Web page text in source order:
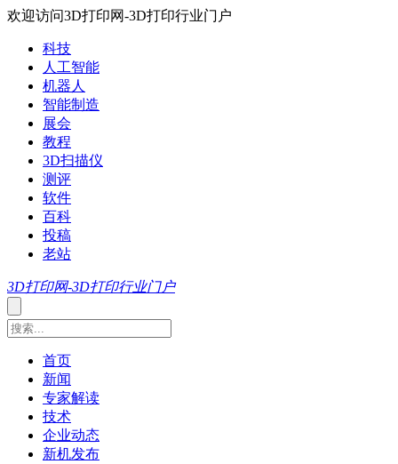
欢迎访问3D打印网-3D打印行业门户
科技
人工智能
机器人
智能制造
展会
教程
3D扫描仪
测评
软件
百科
投稿
老站
3D打印网-3D打印行业门户
首页
新闻
专家解读
技术
企业动态
新机发布